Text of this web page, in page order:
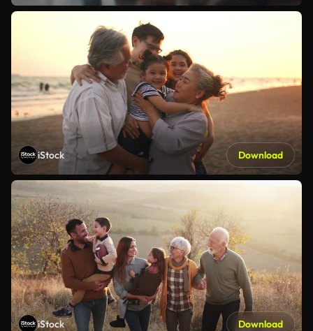
iStock Download
iStock Download